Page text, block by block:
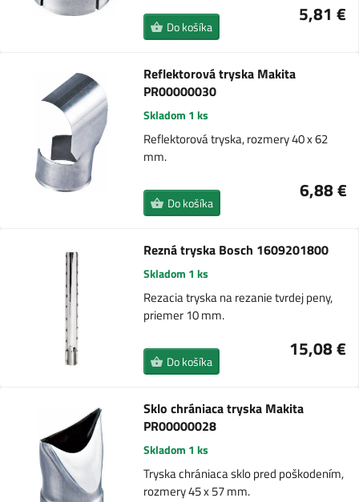
5,81 €
Do košíka
Reflektorová tryska Makita
PR00000030
Skladom 1 ks
Reflektorová tryska, rozmery 40 x 62
mm.
6,88 €
Do košíka
Rezná tryska Bosch 1609201800
Skladom 1 ks
Rezacia tryska na rezanie tvrdej peny,
priemer 10 mm.
15,08 €
Do košíka
Sklo chrániaca tryska Makita
PR00000028
Skladom 1 ks
Tryska chrániaca sklo pred poškodením,
rozmery 45 x 57 mm.